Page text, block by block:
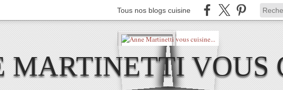
Tous nos blogs cuisine
MARTINETTI VOUS